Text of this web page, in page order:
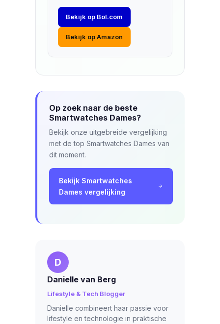
Bekijk op Bol.com
Bekijk op Amazon
Op zoek naar de beste
Smartwatches Dames?
Bekijk onze uitgebreide vergelijking
met de top Smartwatches Dames van
dit moment.
Bekijk Smartwatches
Dames vergelijking
D
Danielle van Berg
Lifestyle & Tech Blogger
Danielle combineert haar passie voor
lifestyle en technologie in praktische